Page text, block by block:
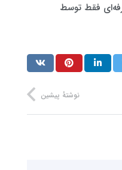
فقط توسط
نوشتهٔ پیشین